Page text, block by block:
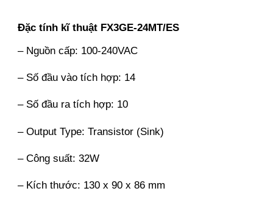
Đặc tính kĩ thuật FX3GE-24MT/ES
– Nguồn cấp: 100-240VAC
– Số đầu vào tích hợp: 14
– Số đầu ra tích hợp: 10
– Output Type: Transistor (Sink)
– Công suất: 32W
– Kích thước: 130 x 90 x 86 mm